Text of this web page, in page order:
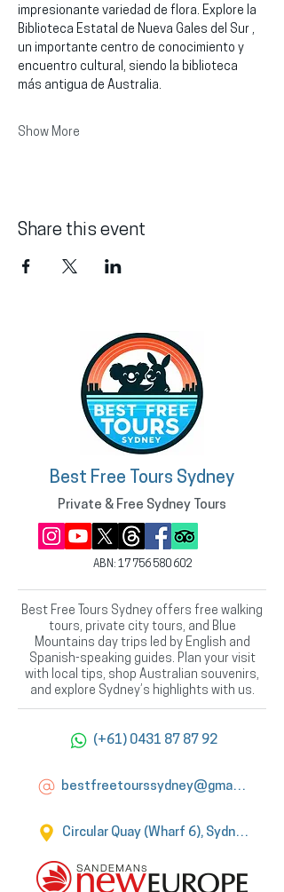
impresionante variedad de flora. Explore la
Biblioteca Estatal de Nueva Gales del Sur ,
un importante centro de conocimiento y
encuentro cultural, siendo la biblioteca
más antigua de Australia.
Show More
Share this event
Best Free Tours Sydney
Private & Free Sydney Tours
ABN: 17 756 580 602
Best Free Tours Sydney offers free walking
tours, private city tours, and Blue
Mountains day trips led by English and
Spanish-speaking guides. Plan your visit
with local tips, shop Australian souvenirs,
and explore Sydney’s highlights with us.
(+61) 0431 87 87 92
bestfreetourssydney@gmail.com
Circular Quay (Wharf 6), Sydney